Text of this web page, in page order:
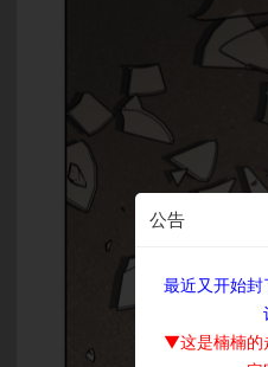
公告
最近又开始
▼这是楠楠的